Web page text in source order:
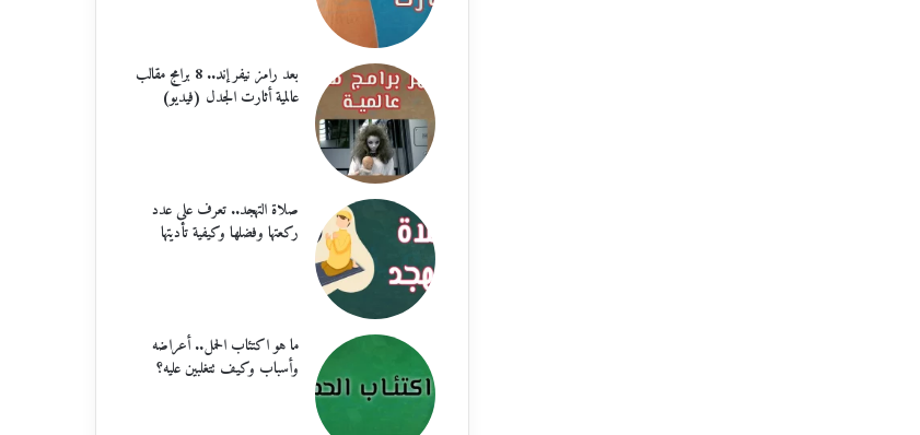
بعد رامز نيفر إند.. 8 برامج مقالب
عالمية أثارت الجدل (فيديو)
صلاة التهجد.. تعرف على عدد
ركعتها وفضلها وكيفية تأديتها
ما هو اكتئاب الحمل.. أعراضه
وأسباب وكيف تتغلبين عليه؟